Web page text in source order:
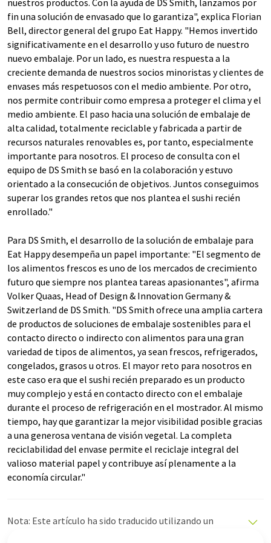
nuestros productos. Con la ayuda de DS Smith, lanzamos por
fin una solución de envasado que lo garantiza", explica Florian
Bell, director general del grupo Eat Happy. "Hemos invertido
significativamente en el desarrollo y uso futuro de nuestro
nuevo embalaje. Por un lado, es nuestra respuesta a la
creciente demanda de nuestros socios minoristas y clientes de
envases más respetuosos con el medio ambiente. Por otro,
nos permite contribuir como empresa a proteger el clima y el
medio ambiente. El paso hacia una solución de embalaje de
alta calidad, totalmente reciclable y fabricada a partir de
recursos naturales renovables es, por tanto, especialmente
importante para nosotros. El proceso de consulta con el
equipo de DS Smith se basó en la colaboración y estuvo
orientado a la consecución de objetivos. Juntos conseguimos
superar los grandes retos que nos plantea el sushi recién
enrollado."
Para DS Smith, el desarrollo de la solución de embalaje para
Eat Happy desempeña un papel importante: "El segmento de
los alimentos frescos es uno de los mercados de crecimiento
futuro que siempre nos plantea tareas apasionantes", afirma
Volker Quaas, Head of Design & Innovation Germany &
Switzerland de DS Smith. "DS Smith ofrece una amplia cartera
de productos de soluciones de embalaje sostenibles para el
contacto directo o indirecto con alimentos para una gran
variedad de tipos de alimentos, ya sean frescos, refrigerados,
congelados, grasos u otros. El mayor reto para nosotros en
este caso era que el sushi recién preparado es un producto
muy complejo y está en contacto directo con el embalaje
durante el proceso de refrigeración en el mostrador. Al mismo
tiempo, hay que garantizar la mejor visibilidad posible gracias
a una generosa ventana de visión vegetal. La completa
reciclabilidad del envase permite el reciclaje integral del
valioso material papel y contribuye así plenamente a la
economía circular."
Nota: Este artículo ha sido traducido utilizando un